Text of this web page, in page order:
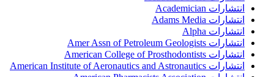
انتشارات Academician
انتشارات Adams Media
انتشارات Alpha
انتشارات Amer Assn of Petroleum Geologists
انتشارات American College of Prosthodontists
انتشارات American Institute of Aeronautics and Astronautics